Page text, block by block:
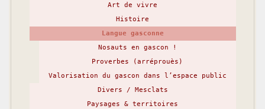
Art de vivre
Histoire
Langue gasconne
Nosauts en gascon !
Proverbes (arréprouès)
Valorisation du gascon dans l’espace public
Divers / Mesclats
Paysages & territoires